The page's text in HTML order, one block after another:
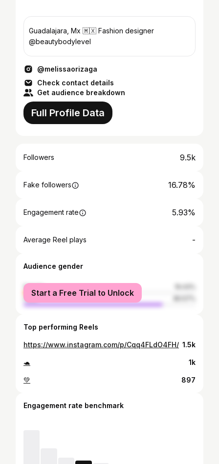
Guadalajara, Mx 🇲🇽 Fashion designer
@beautybodylevel
@melissaorizaga
Check contact details
Get audience breakdown
Full Profile Data
Followers 9.5k
Fake followers 16.78%
Engagement rate 5.93%
Average Reel plays -
Audience gender
female
male
Start a Free Trial to Unlock
Top performing Reels
https://www.instagram.com/p/Cqq4FLdO4FH/ 1.5k
🐢 1k
💚 897
Engagement rate benchmark